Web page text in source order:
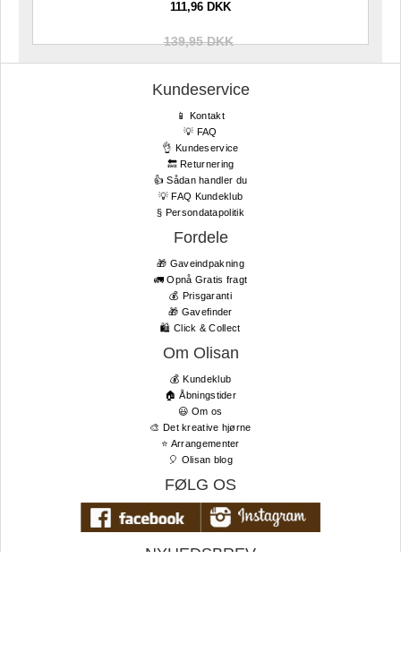
111,96 DKK
139,95 DKK
Kundeservice
📱 Kontakt
💡 FAQ
👌 Kundeservice
🔙 Returnering
👍 Sådan handler du
💡 FAQ Kundeklub
§ Persondatapolitik
Fordele
🎁 Gaveindpakning
🚛 Opnå Gratis fragt
💰 Prisgaranti
🎁 Gavefinder
🛍 Click & Collect
Om Olisan
💰 Kundeklub
🏠 Åbningstider
😃 Om os
🎨 Det kreative hjørne
⭐️ Arrangementer
🎈 Olisan blog
FØLG OS
NYHEDSBREV